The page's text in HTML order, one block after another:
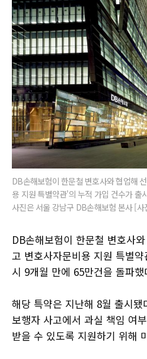
DB손해보험이 한문철 변호사와 협업해
용 지원 특별약관'의 누적 가입 건수가 출
사진은 서울 강남구 DB손해보험 본사 [
DB손해보험이 한문철 변호사
고 변호사자문비용 지원 특별
시 9개월 만에 65만건을 돌파
해당 특약은 지난해 8월 출시
보행자 사고에서 과실 책임 여
받을 수 있도록 지원하기 위해